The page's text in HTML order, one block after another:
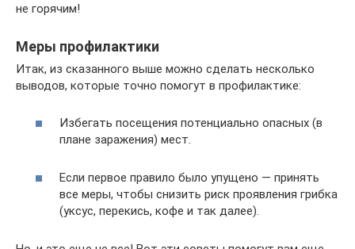
не горячим!
Меры профилактики
Итак, из сказанного выше можно сделать несколько
выводов, которые точно помогут в профилактике:
Избегать посещения потенциально опасных (в
плане заражения) мест.
Если первое правило было упущено — принять
все меры, чтобы снизить риск проявления грибка
(уксус, перекись, кофе и так далее).